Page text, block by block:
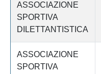
ASSOCIAZIONE
SPORTIVA
DILETTANTISTICA
ASSOCIAZIONE
SPORTIVA